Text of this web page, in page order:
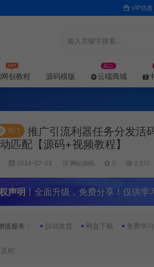
VIP优惠
网创教程 源码模版 云端商城
风口
热门
推广引流利器任务分发活
匹配【源码+视频教程】
2024-07-23 网站源码 0 2,312
声明 丨全面升级，免费分享！仅供学
值服务： 自动发货 网盘下载 免费学习
时